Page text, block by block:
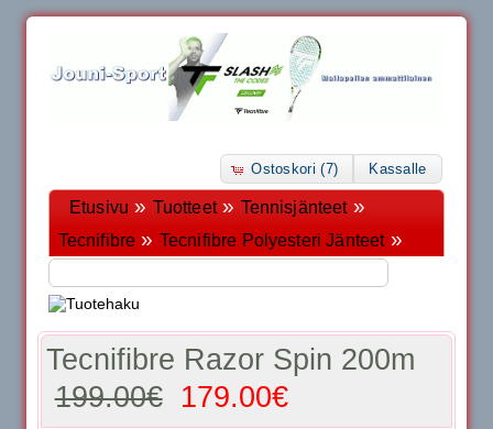
Ostoskori (7) Kassalle
Etusivu » Tuotteet» Tennisjänteet»
Tecnifibre » Tecnifibre Polyesteri Jänteet»
Tecnifibre Razor Spin 200m
199.00€
179.00€